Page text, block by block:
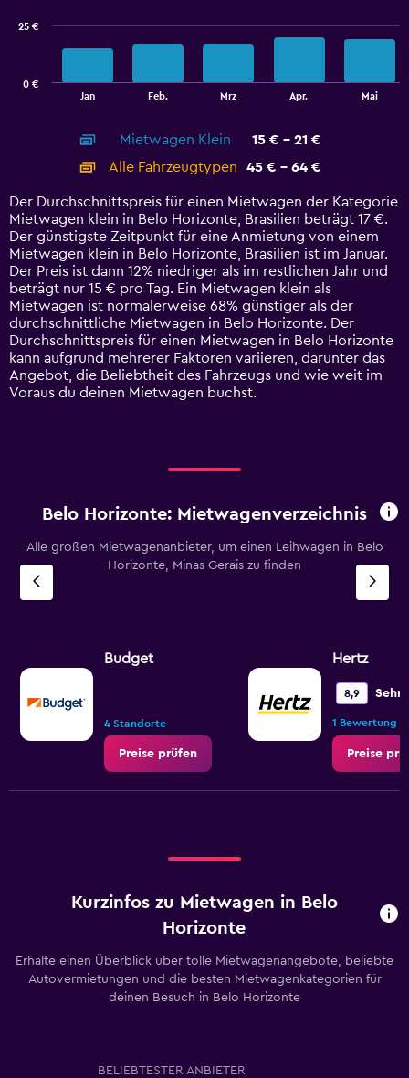
categories.
14
categories.
The
chart
has
1
Y
axis
displaying
values.
Range:
0
to
Jan Feb. Mrz Apr. Mai
0 €
25 €
End
Mietwagen Klein
15 € - 21 €
Alle Fahrzeugtypen
45 € - 64 €
Der Durchschnittspreis für einen Mietwagen der Kategorie
Mietwagen klein in Belo Horizonte, Brasilien beträgt 17 €.
Der günstigste Zeitpunkt für eine Anmietung von einem
Mietwagen klein in Belo Horizonte, Brasilien ist im Januar.
Der Preis ist dann 12% niedriger als im restlichen Jahr und
beträgt nur 15 € pro Tag. Ein Mietwagen klein als
Mietwagen ist normalerweise 68% günstiger als der
durchschnittliche Mietwagen in Belo Horizonte. Der
Durchschnittspreis für einen Mietwagen in Belo Horizonte
kann aufgrund mehrerer Faktoren variieren, darunter das
Angebot, die Beliebtheit des Fahrzeugs und wie weit im
Voraus du deinen Mietwagen buchst.
Belo Horizonte: Mietwagenverzeichnis
Alle großen Mietwagenanbieter, um einen Leihwagen in Belo
Horizonte, Minas Gerais zu finden
Budget
4 Standorte
Preise prüfen
Hertz
8,9 Sehr
1 Bewertung
Preise
Kurzinfos zu Mietwagen in Belo
Horizonte
Erhalte einen Überblick über tolle Mietwagenangebote, beliebte
Autovermietungen und die besten Mietwagenkategorien für
deinen Besuch in Belo Horizonte
BELIEBTESTER ANBIETER